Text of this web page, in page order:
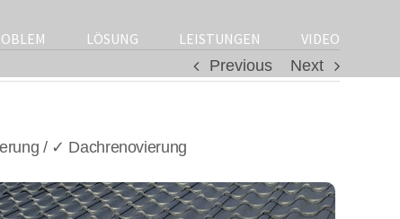
LÖSUNG LEISTUNGEN
VIDEO
Previous
Next
/ ✓ Dachrenovierung